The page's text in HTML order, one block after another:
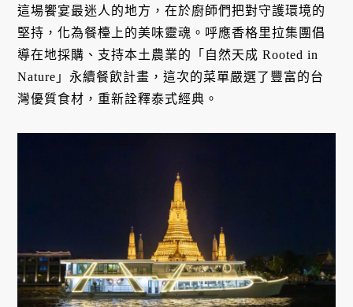
這場饗宴最迷人的地方，在於廚師們把對守護環境的
堅持，化為餐檯上的美味靈魂。呼應香格里拉集團倡
導在地採購、支持本土農業的「自然天成 Rooted in
Nature」永續餐飲計畫，這次的菜單嚴選了豐富的台
灣優質食材，重新詮釋泰式經典。